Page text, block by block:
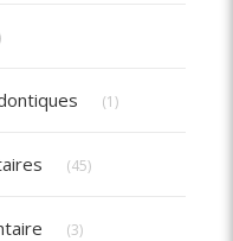
(1)
(45)
(3)